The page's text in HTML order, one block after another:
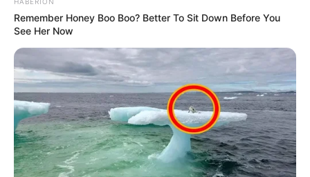
HABERION
Remember Honey Boo Boo? Better To Sit Down Before You
See Her Now